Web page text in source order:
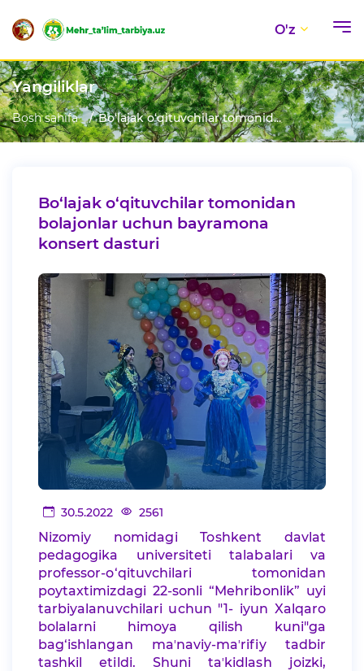
O'z
Yangiliklar
Bosh sahifa Bo‘lajak o‘qituvchilar tomonid...
Bo‘lajak o‘qituvchilar tomonidan
bolajonlar uchun bayramona
konsert dasturi
30.5.2022 2561
Nizomiy nomidagi Toshkent davlat
pedagogika universiteti talabalari va
professor-o‘qituvchilari tomonidan
poytaxtimizdagi 22-sonli “Mehribonlik” uyi
tarbiyalanuvchilari uchun "1- iyun Xalqaro
bolalarni himoya qilish kuni"ga
bag‘ishlangan maʼnaviy-maʼrifiy tadbir
tashkil etildi. Shuni taʼkidlash joizki,